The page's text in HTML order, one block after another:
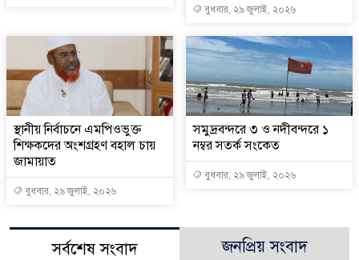
বুধবার, ২৯ জুলাই, ২০২৬
স্থানীয় নির্বাচনে এমপিওভুক্ত
শিক্ষকদের অংশগ্রহণ বহাল চায়
জামায়াত
বুধবার, ২৯ জুলাই, ২০২৬
সমুদ্রবন্দরে ৩ ও নদীবন্দরে ১
নম্বর সতর্ক সংকেত
বুধবার, ২৯ জুলাই, ২০২৬
সর্বশেষ সংবাদ জনপ্রিয় সংবাদ